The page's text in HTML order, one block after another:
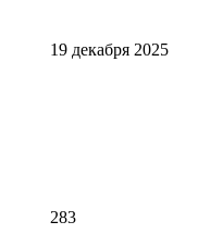
19 декабря 2025
283